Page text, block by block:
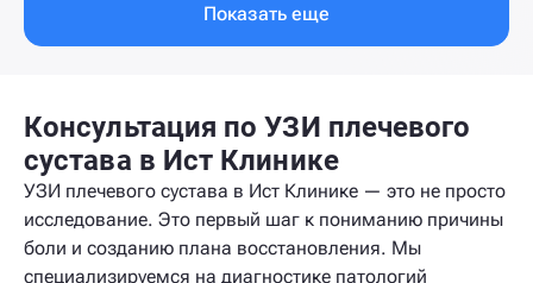
Показать еще
Консультация по УЗИ плечевого
сустава в Ист Клинике
УЗИ плечевого сустава в Ист Клинике — это не просто
исследование. Это первый шаг к пониманию причины
боли и созданию плана восстановления. Мы
специализируемся на диагностике патологий